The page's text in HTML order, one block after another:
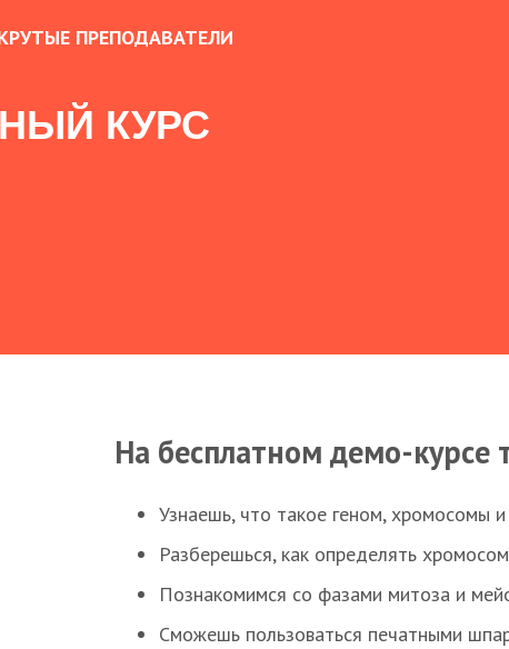
ПРЕПОДАВАТЕЛИ
КУРС
На бесплатном демо-курсе
Узнаешь, что такое геном, хромосомы
Разберешься, как определять
Познакомимся со фазами митоза и
Сможешь пользоваться печатными